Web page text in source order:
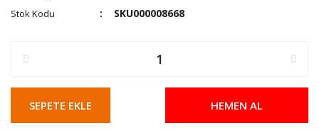
Stok Kodu SKU000008668
SEPETE EKLE HEMEN AL